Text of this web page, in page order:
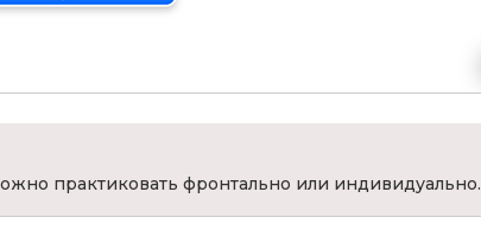
практиковать фронтально или индивидуально.